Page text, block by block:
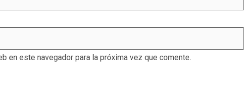
en este navegador para la próxima vez que comente.